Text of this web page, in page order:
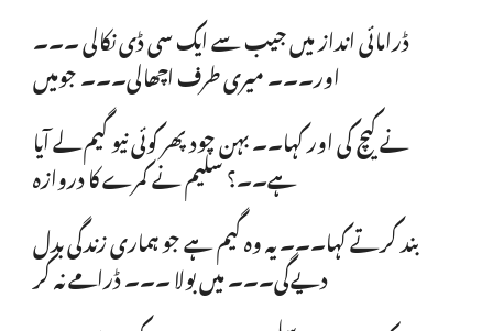
ڈرامائی انداز میں جیب سے ایک سی ڈی نکالی ۔۔۔
اور۔۔۔ میری طرف اچھالی۔۔۔ جومیں
نے کیچ کی اور کہا۔۔ بہن چود پھر کوئی نیو گیم لے آیا
ہے۔۔؟ سلیم نے کمرے کا دروازہ
بند کرتے کہا۔۔۔ یہ وہ گیم ہے جو ہماری زندگی بدل
دیےگی۔۔۔ میں بولا ۔۔۔ ڈرامے نہ کر